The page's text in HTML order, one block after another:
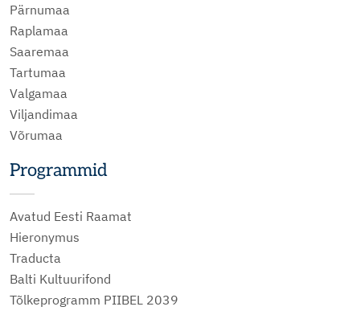
Pärnumaa
Raplamaa
Saaremaa
Tartumaa
Valgamaa
Viljandimaa
Võrumaa
Programmid
Avatud Eesti Raamat
Hieronymus
Traducta
Balti Kultuurifond
Tõlkeprogramm PIIBEL 2039